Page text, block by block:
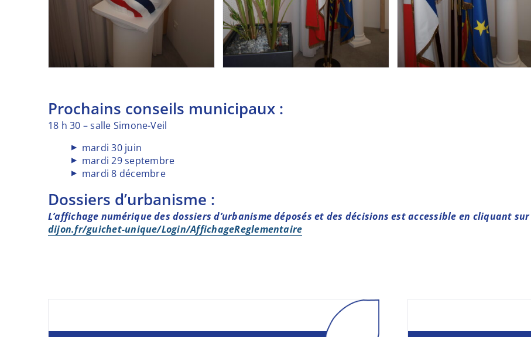
Publication des actes réglementaires et autres décisions
Le budget municipal
Prochains conseils municipaux :
18 h 30 – salle Simone-Veil
mardi 30 juin
mardi 29 septembre
mardi 8 décembre
Dossiers d’urbanisme :
L’affichage numérique des dossiers d’urbanisme déposés et des décisions est accessible en cliquant
dijon.fr/guichet-unique/Login/AffichageReglementaire